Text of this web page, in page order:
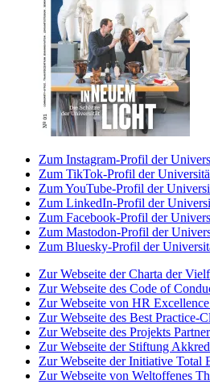
Zum Instagram-Profil der
Zum TikTok-Profil der
Zum YouTube-Profil der
Zum LinkedIn-Profil der
Zum Facebook-Profil der
Zum Mastodon-Profil der
Zum Bluesky-Profil der
Zur Webseite der Charta der
Zur Webseite des Code of
Zur Webseite von HR
Zur Webseite des Best Practice-
Zur Webseite des Projekts
Zur Webseite der Stiftung
Zur Webseite der Initiative Total
Zur Webseite von Weltoffenes